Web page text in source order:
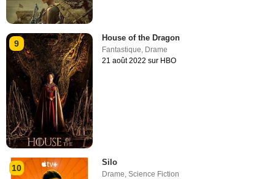
9
House of the Dragon
Fantastique Drame
21 août 2022 sur HBO
10
Silo
Drame,Science Fiction